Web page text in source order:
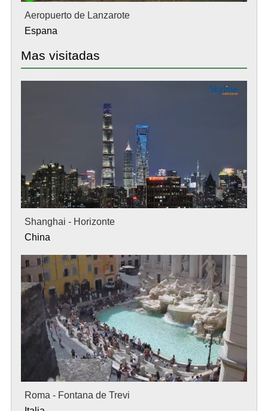
Aeropuerto de Lanzarote
Espana
Mas visitadas
Shanghai - Horizonte
China
Roma - Fontana de Trevi